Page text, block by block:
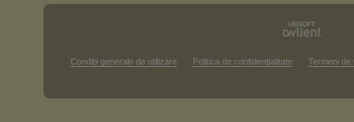
Condiţii generale de utilizare Politica de confidenţialitate Termeni de